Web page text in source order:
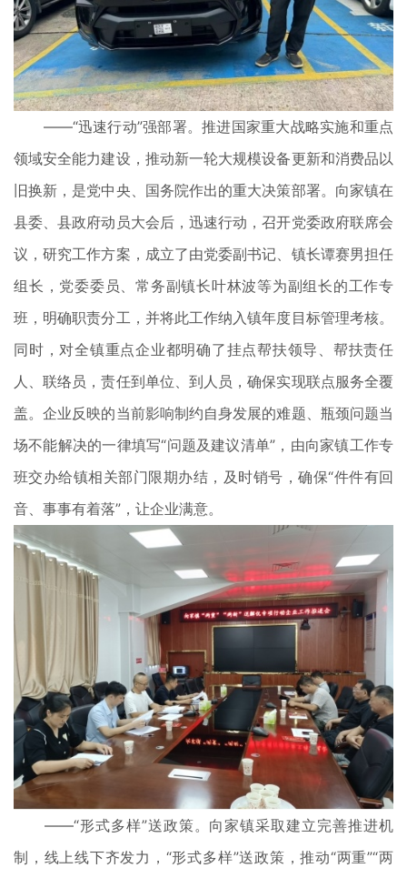
——“迅速行动”强部署。推进国家重大战略实施和重点
领域安全能力建设，推动新一轮大规模设备更新和消费品以
旧换新，是党中央、国务院作出的重大决策部署。向家镇在
县委、县政府动员大会后，迅速行动，召开党委政府联席会
议，研究工作方案，成立了由党委副书记、镇长谭赛男担任
组长，党委委员、常务副镇长叶林波等为副组长的工作专
班，明确职责分工，并将此工作纳入镇年度目标管理考核。
同时，对全镇重点企业都明确了挂点帮扶领导、帮扶责任
人、联络员，责任到单位、到人员，确保实现联点服务全覆
盖。企业反映的当前影响制约自身发展的难题、瓶颈问题当
场不能解决的一律填写“问题及建议清单”，由向家镇工作专
班交办给镇相关部门限期办结，及时销号，确保“件件有回
音、事事有着落”，让企业满意。
——“形式多样”送政策。向家镇采取建立完善推进机
制，线上线下齐发力，“形式多样”送政策，推动“两重”“两